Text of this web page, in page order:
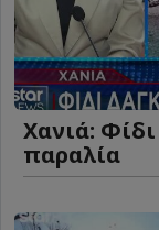
Χανιά:
παραλία